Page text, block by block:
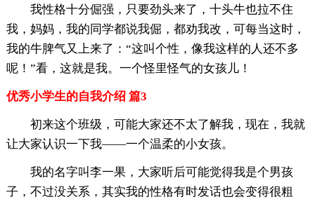
我性格十分倔强，只要劲头来了，十头牛也拉不住
我，妈妈，我的同学都说我倔，都劝我改，可每当这时，
我的牛脾气又上来了：“这叫个性，像我这样的人还不多
呢！”看，这就是我。一个怪里怪气的女孩儿！
优秀小学生的自我介绍 篇3
初来这个班级，可能大家还不太了解我，现在，我就
让大家认识一下我——一个温柔的小女孩。
我的名字叫李一果，大家听后可能觉得我是个男孩
子，不过没关系，其实我的性格有时发话也会变得很粗